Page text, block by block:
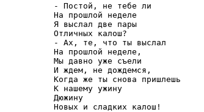
- Постой, не тебе ли
На прошлой неделе
Я выслал две пары
Отличных калош?
- Ах, те, что ты выслал
На прошлой неделе,
Мы давно уже съели
И ждем, не дождемся,
Когда же ты снова пришлешь
К нашему ужину
Дюжину
Новых и сладких калош!